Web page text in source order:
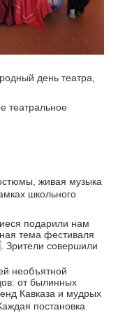
день театра,
театральное
живая музыка
школьного
подарили нам
тема фестиваля
. Зрители совершили
необъятной
от былинных
Кавказа и мудрых
постановка